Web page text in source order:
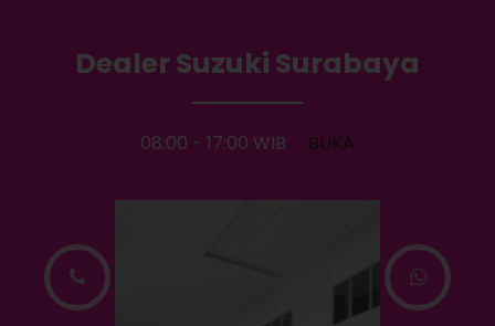
Dealer Suzuki Surabaya
08:00 - 17:00 WIB BUKA